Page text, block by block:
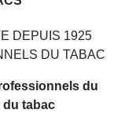
DEPUIS 1925
DU TABAC
du
du tabac